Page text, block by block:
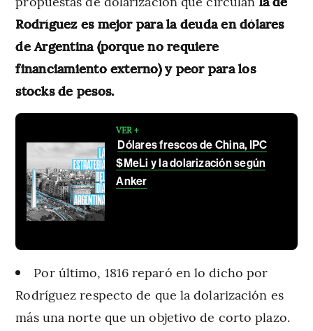
Rodríguez es mejor para la deuda en dólares
de Argentina (porque no requiere
financiamiento externo) y peor para los
stocks de pesos.
VER +
Dólares frescos de China, IPC
$MeLi y la dolarización según
Anker
Por último, 1816 reparó en lo dicho por
Rodríguez respecto de que la dolarización es
más una norte que un objetivo de corto plazo.